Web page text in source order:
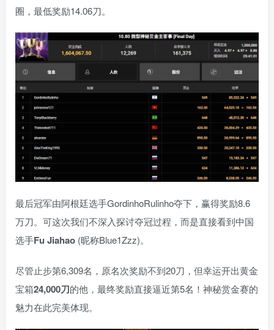
圈，最低奖励14.06刀。
最后冠军由阿根廷选手GordinhoRulinho夺下，赢得奖励8.6
万刀。可这次我们不深入探讨夺冠过程，而是直接看到中国
选手Fu Jiahao (昵称Blue1Zzz)。
尽管止步第6,309名，原名次奖励不到20刀，但幸运开出黄金
宝箱24,000刀的他，最终奖励直接逼近第5名！神秘赏金赛的
魅力在此完美体现。